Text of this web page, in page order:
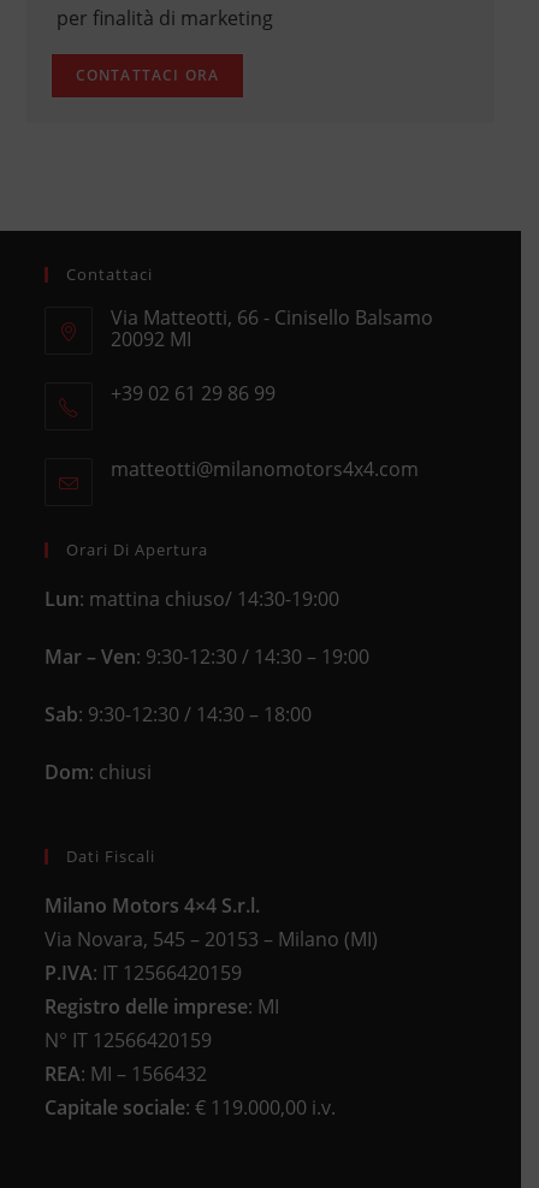
per finalità di marketing
Contattaci
Via Matteotti, 66 - Cinisello Balsamo
20092 MI
in
+39 02 61 29 86 99
your
matteotti@milanomotors4x4.comOpens
Orari Di Apertura
Lun: mattina chiuso/ 14:30-19:00
Mar – Ven: 9:30-12:30 / 14:30 – 19:00
Sab: 9:30-12:30 / 14:30 – 18:00
Dom: chiusi
Dati Fiscali
Milano Motors 4×4 S.r.l.
Via Novara, 545 – 20153 – Milano (MI)
P.IVA: IT 12566420159
Registro delle imprese: MI
N° IT 12566420159
REA: MI – 1566432
Capitale sociale: € 119.000,00 i.v.